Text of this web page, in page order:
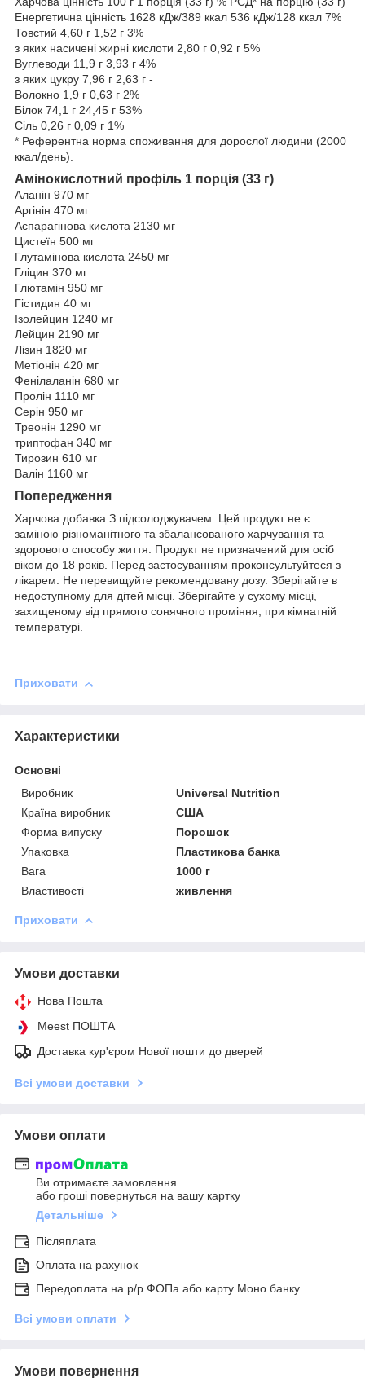
Енергетична цінність 1628 кДж/389 ккал 536 кДж/128 ккал 7%
Товстий 4,60 г 1,52 г 3%
з яких насичені жирні кислоти 2,80 г 0,92 г 5%
Вуглеводи 11,9 г 3,93 г 4%
з яких цукру 7,96 г 2,63 г -
Волокно 1,9 г 0,63 г 2%
Білок 74,1 г 24,45 г 53%
Сіль 0,26 г 0,09 г 1%
* Референтна норма споживання для дорослої людини (2000
ккал/день).
Амінокислотний профіль 1 порція (33 г)
Аланін 970 мг
Аргінін 470 мг
Аспарагінова кислота 2130 мг
Цистеїн 500 мг
Глутамінова кислота 2450 мг
Гліцин 370 мг
Глютамін 950 мг
Гістидин 40 мг
Ізолейцин 1240 мг
Лейцин 2190 мг
Лізин 1820 мг
Метіонін 420 мг
Фенілаланін 680 мг
Пролін 1110 мг
Серін 950 мг
Треонін 1290 мг
триптофан 340 мг
Тирозин 610 мг
Валін 1160 мг
Попередження
Харчова добавка З підсолоджувачем. Цей продукт не є
заміною різноманітного та збалансованого харчування та
здорового способу життя. Продукт не призначений для осіб
віком до 18 років. Перед застосуванням проконсультуйтеся з
лікарем. Не перевищуйте рекомендовану дозу. Зберігайте в
недоступному для дітей місці. Зберігайте у сухому місці,
захищеному від прямого сонячного проміння, при кімнатній
температурі.
Приховати
Характеристики
Основні
Виробник
Universal Nutrition
Країна виробник
США
Форма випуску
Порошок
Упаковка
Пластикова банка
Вага
1000 г
Властивості
живлення
Приховати
Умови доставки
Нова Пошта
Meest ПОШТА
Доставка кур'єром Нової пошти до дверей
Всі умови доставки
Умови оплати
Ви отримаєте замовлення
або гроші повернуться на вашу картку
Детальніше
Післяплата
Оплата на рахунок
Передоплата на р/р ФОПа або карту Моно банку
Всі умови оплати
Умови повернення